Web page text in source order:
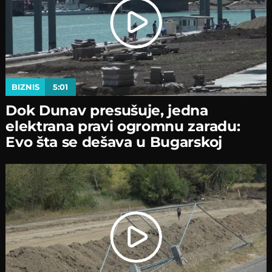
BIZNIS 5:01
Dok Dunav presušuje, jedna
elektrana pravi ogromnu zaradu:
Evo šta se dešava u Bugarskoj